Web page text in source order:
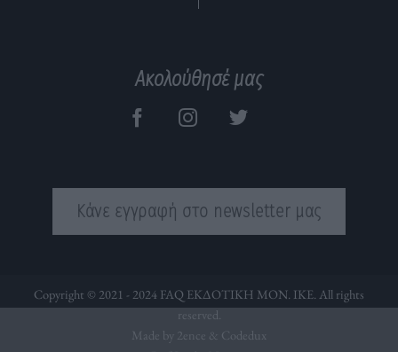
Ακολούθησέ μας
Κάνε εγγραφή στο newsletter μας
Copyright © 2021 - 2024 FAQ ΕΚΔΟΤΙΚΗ ΜΟΝ. ΙΚΕ. All rights
reserved.
Made by 2ence & Codedux